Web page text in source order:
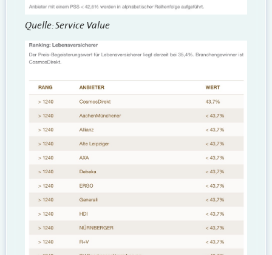
Quelle: Service Value